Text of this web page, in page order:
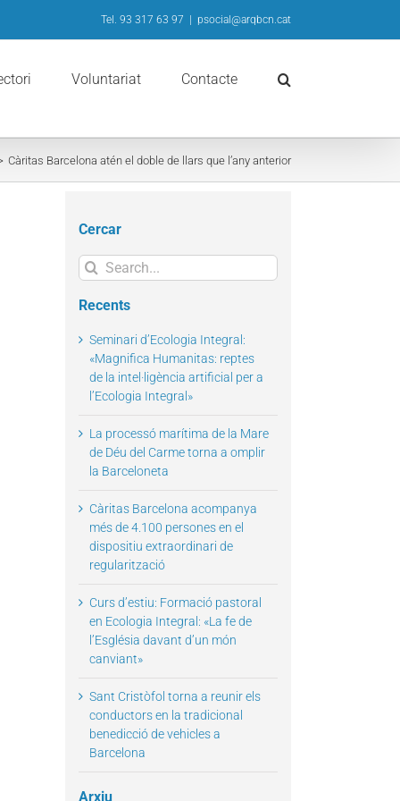
Tel. 93 317 63 97 psocial@arqbcn.cat
Voluntariat Contacte
Càritas Barcelona atén el doble de llars que l’any anterior
Cercar
Search
for:
Recents
Seminari d’Ecologia Integral:
«Magnifica Humanitas: reptes
de la intel·ligència artificial per a
l’Ecologia Integral»
La processó marítima de la Mare
de Déu del Carme torna a omplir
la Barceloneta
Càritas Barcelona acompanya
més de 4.100 persones en el
dispositiu extraordinari de
regularització
Curs d’estiu: Formació pastoral
en Ecologia Integral: «La fe de
l’Església davant d’un món
canviant»
Sant Cristòfol torna a reunir els
conductors en la tradicional
benedicció de vehicles a
Barcelona
Arxiu